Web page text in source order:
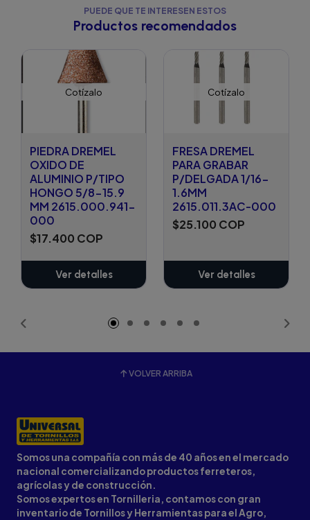
PUEDE QUE TE INTERESEN ESTOS
Productos recomendados
Cotízalo
PIEDRA DREMEL
OXIDO DE
ALUMINIO P/TIPO
HONGO 5/8-15.9
MM 2615.000.941-
000
$17.400 COP
Ver detalles
Cotízalo
FRESA DREMEL
PARA GRABAR
P/DELGADA 1/16-
1.6MM
2615.011.3AC-000
$25.100 COP
Ver detalles
VOLVER ARRIBA
Somos una compañía con más de 40 años en el mercado
nacional comercializando productos ferreteros,
agrícolas y de construcción.
Somos expertos en Tornilleria, contamos con gran
inventario de Tornillos y Herramientas para el Agro,